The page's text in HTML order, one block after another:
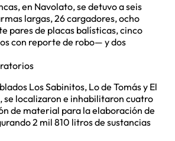
en Navolato, se detuvo a seis
largas, 26 cargadores, ocho
pares de placas balísticas, cinco
con reporte de robo— y dos
Los Sabinitos, Lo de Tomás y El
se localizaron e inhabilitaron cuatro
de material para la elaboración de
2 mil 810 litros de sustancias